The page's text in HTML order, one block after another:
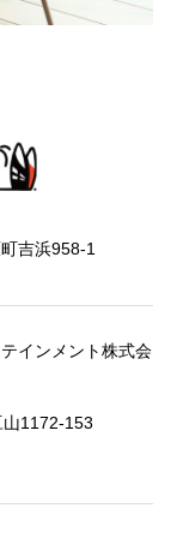
吉浜958-1
インメント株式会
1172-153